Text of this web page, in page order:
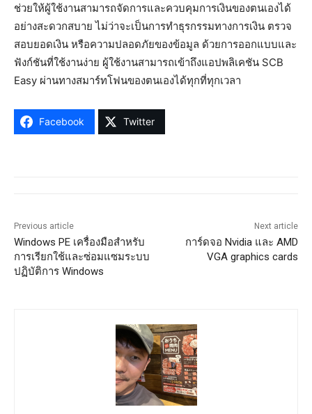
ช่วยให้ผู้ใช้งานสามารถจัดการและควบคุมการเงินของตนเองได้
อย่างสะดวกสบาย ไม่ว่าจะเป็นการทำธุรกรรมทางการเงิน ตรวจ
สอบยอดเงิน หรือความปลอดภัยของข้อมูล ด้วยการออกแบบและ
ฟังก์ชันที่ใช้งานง่าย ผู้ใช้งานสามารถเข้าถึงแอปพลิเคชัน SCB
Easy ผ่านทางสมาร์ทโฟนของตนเองได้ทุกที่ทุกเวลา
Facebook Twitter
Previous article
Windows PE เครื่องมือสำหรับ
การเรียกใช้และซ่อมแซมระบบ
ปฏิบัติการ Windows
Next article
การ์ดจอ Nvidia และ AMD
VGA graphics cards